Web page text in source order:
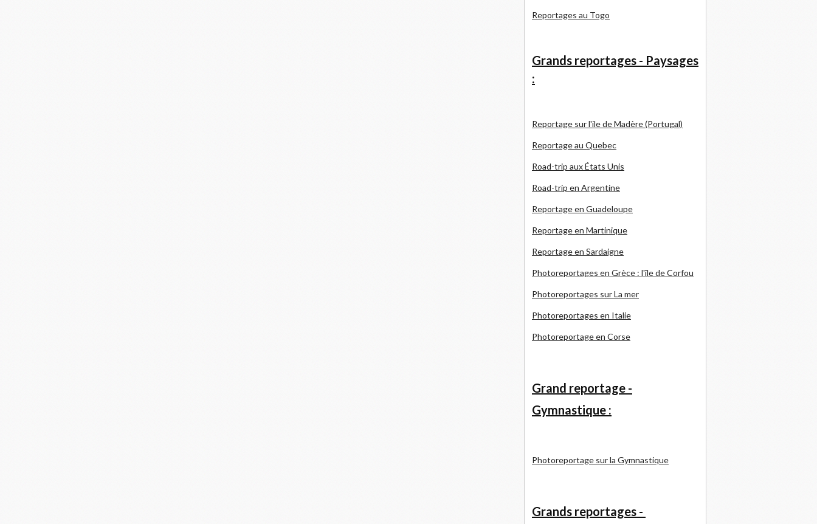
Reportages au Togo
Grands reportages - Paysages
:
Reportage sur l'ile de Madère (Portugal)
Reportage au Quebec
Road-trip aux États Unis
Road-trip en Argentine
Reportage en Guadeloupe
Reportage en Martinique
Reportage en Sardaigne
Photoreportages en Grèce : l'île de Corfou
Photoreportages sur La mer
Photoreportages en Italie
Photoreportage en Corse
Grand reportage -
Gymnastique :
Photoreportage sur la Gymnastique
Grands reportages -